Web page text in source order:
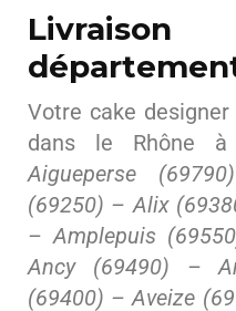
Votre cake
dans le Rhône
Aigueperse
(69250) – Alix
– Amplepuis
Ancy (69490) –
(69400) – Aveize